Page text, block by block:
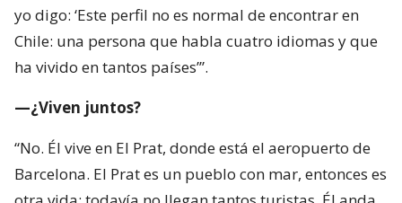
yo digo: ‘Este perfil no es normal de encontrar en
Chile: una persona que habla cuatro idiomas y que
ha vivido en tantos países’”.
—¿Viven juntos?
“No. Él vive en El Prat, donde está el aeropuerto de
Barcelona. El Prat es un pueblo con mar, entonces es